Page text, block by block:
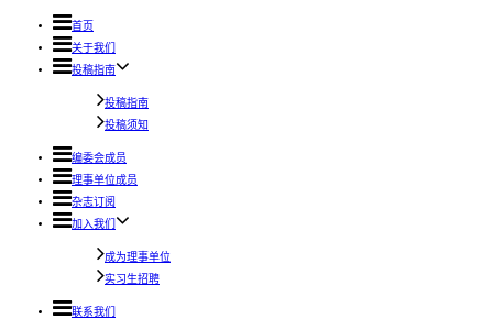
首页
关于我们
投稿指南
投稿指南
投稿须知
编委会成员
理事单位成员
杂志订阅
加入我们
成为理事单位
实习生招聘
联系我们